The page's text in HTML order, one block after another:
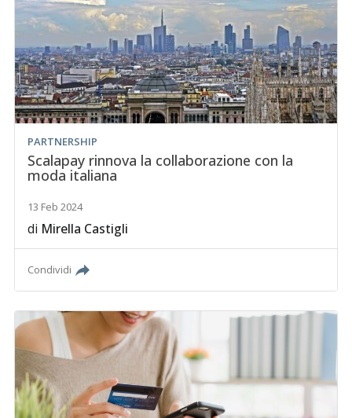
PARTNERSHIP
Scalapay rinnova la collaborazione con la
moda italiana
13 Feb 2024
di Mirella Castigli
Condividi